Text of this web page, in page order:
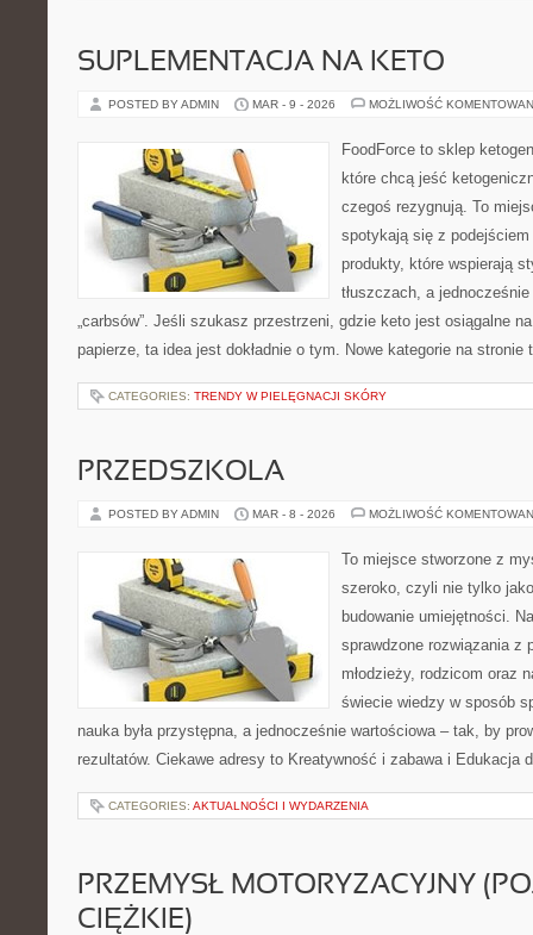
SUPLEMENTACJA NA KETO
POSTED BY ADMIN MAR - 9 - 2026 MOŻLIWOŚĆ
FoodForce to sklep
które chcą jeść
czegoś rezygnują. To
spotykają się z
produkty, które wspierają
tłuszczach, a
„carbsów”. Jeśli szukasz przestrzeni, gdzie keto jest osiągalne
papierze, ta idea jest dokładnie o tym. Nowe kategorie na
CATEGORIES: TRENDY W PIELĘGNACJI SKÓRY
PRZEDSZKOLA
POSTED BY ADMIN MAR - 8 - 2026 MOŻLIWOŚĆ
To miejsce stworzone z
szeroko, czyli nie tylko
budowanie umiejętności.
sprawdzone rozwiązania z
młodzieży, rodzicom oraz
świecie wiedzy w sposób
nauka była przystępna, a jednocześnie wartościowa – tak, by
rezultatów. Ciekawe adresy to Kreatywność i zabawa i Edukacja
CATEGORIES: AKTUALNOŚCI I WYDARZENIA
PRZEMYSŁ MOTORYZACYJNY
CIĘŻKIE)